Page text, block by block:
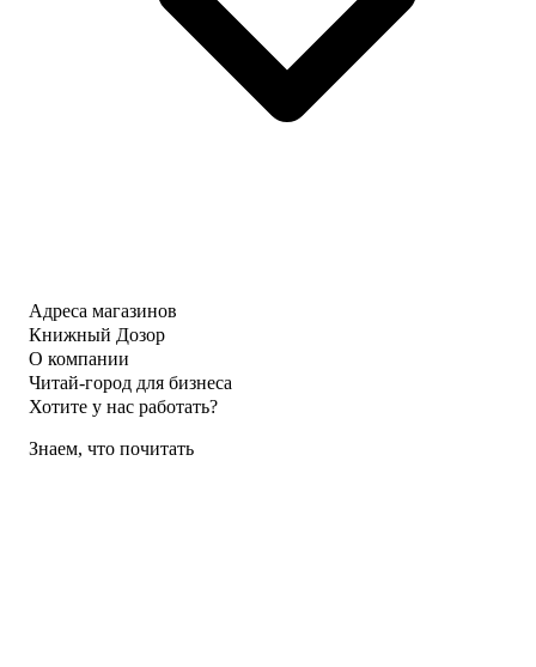
Адреса магазинов
Книжный Дозор
О компании
Читай-город для бизнеса
Хотите у нас работать?
Знаем, что почитать